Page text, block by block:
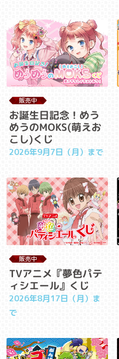
お誕生日記念！めう
めうのMOKS(萌えお
こし)くじ
2026年9月7日（月）まで
TVアニメ『夢色パテ
ィシエール』くじ
2026年8月17日（月）ま
で